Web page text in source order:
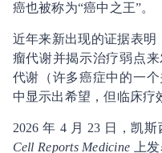
癌也被称为“癌中之王”。
近年来新出现的证据表
瘤代谢并揭示治疗弱点
代谢（许多癌症中的一
中显示出希望，但临床疗
2026 年 4 月 23 日，凯
Cell Reports Medicine 上